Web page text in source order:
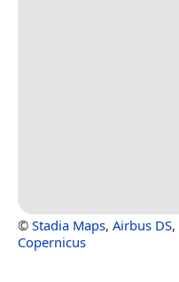
© Stadia Maps, Airbus DS,
Copernicus